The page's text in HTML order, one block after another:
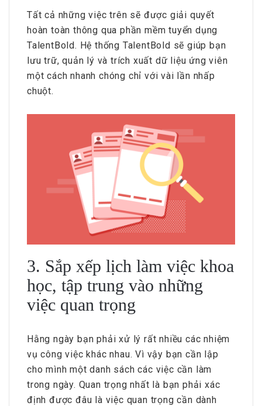
Tất cả những việc trên sẽ được giải quyết
hoàn toàn thông qua phần mềm tuyển dụng
TalentBold. Hệ thống TalentBold sẽ giúp bạn
lưu trữ, quản lý và trích xuất dữ liệu ứng viên
một cách nhanh chóng chỉ với vài lần nhấp
chuột.
3. Sắp xếp lịch làm việc khoa
học, tập trung vào những
việc quan trọng
Hằng ngày bạn phải xử lý rất nhiều các nhiệm
vụ công việc khác nhau. Vì vậy bạn cần lập
cho mình một danh sách các việc cần làm
trong ngày. Quan trọng nhất là bạn phải xác
định được đâu là việc quan trọng cần dành